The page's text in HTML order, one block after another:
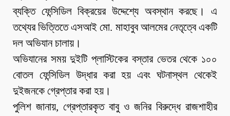
ব্যক্তি ফেন্সিডিল বিক্রয়ের উদ্দেশ্যে অবস্থান করছে। এ
তথ্যের ভিত্তিতে এসআই মো. মাহাবুব আলমের নেতৃত্বে একটি
দল অভিযান চালায়।
অভিযানের সময় দুইটি প্লাস্টিকের বস্তার ভেতর থেকে ১০০
বোতল ফেন্সিডিল উদ্ধার করা হয় এবং ঘটনাস্থল থেকেই
দুইজনকে গ্রেপ্তার করা হয়।
পুলিশ জানায়, গ্রেপ্তারকৃত বাবু ও জনির বিরুদ্ধে রাজশাহীর